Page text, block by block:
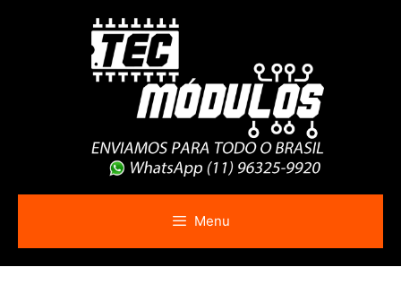
Menu